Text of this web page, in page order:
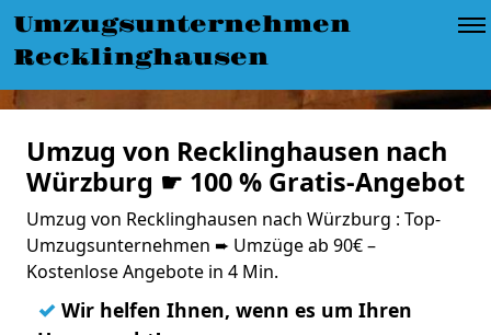
Umzugsunternehmen
Recklinghausen
Umzug von Recklinghausen nach
Würzburg ☛ 100 % Gratis-Angebot
Umzug von Recklinghausen nach Würzburg : Top-
Umzugsunternehmen ➨ Umzüge ab 90€ –
Kostenlose Angebote in 4 Min.
✓ Wir helfen Ihnen, wenn es um Ihren